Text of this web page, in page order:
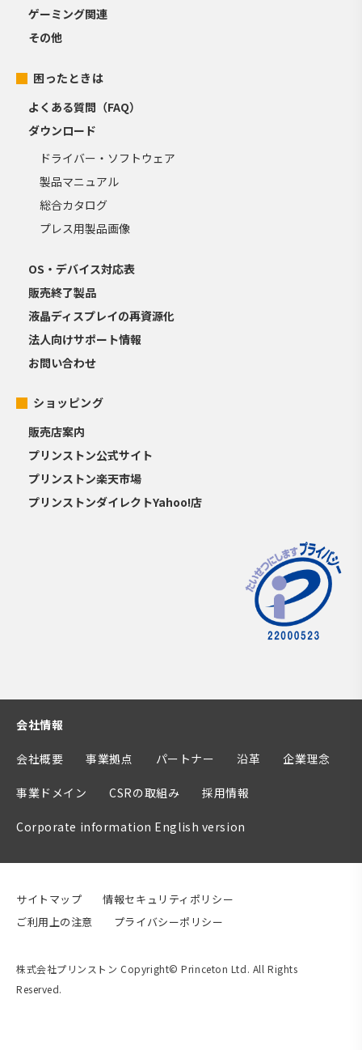
ゲーミング関連
その他
困ったときは
よくある質問（FAQ）
ダウンロード
ドライバー・ソフトウェア
製品マニュアル
総合カタログ
プレス用製品画像
OS・デバイス対応表
販売終了製品
液晶ディスプレイの再資源化
法人向けサポート情報
お問い合わせ
ショッピング
販売店案内
プリンストン公式サイト
プリンストン楽天市場
プリンストンダイレクトYahoo!店
会社情報
会社概要 事業拠点 パートナー 沿革 企業理念
事業ドメイン CSRの取組み 採用情報
Corporate information English version
サイトマップ
情報セキュリティポリシー
ご利用上の注意
プライバシーポリシー
株式会社プリンストン Copyright© Princeton Ltd. All Rights
Reserved.